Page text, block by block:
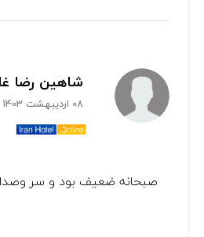
شاهین رضا
08 اردیبهشت 1403
صبحانه ضعیف بود و سر